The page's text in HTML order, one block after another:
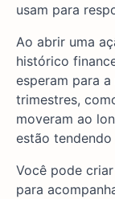
usam para
Ao abrir uma
histórico
esperam para
trimestres,
moveram ao
estão
Você pode
para